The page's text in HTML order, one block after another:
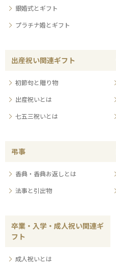
銀婚式とギフト
プラチナ婚とギフト
出産祝い関連ギフト
初節句と贈り物
出産祝いとは
七五三祝いとは
弔事
香典・香典お返しとは
法事と引出物
卒業・入学・成人祝い関連ギ
フト
成人祝いとは